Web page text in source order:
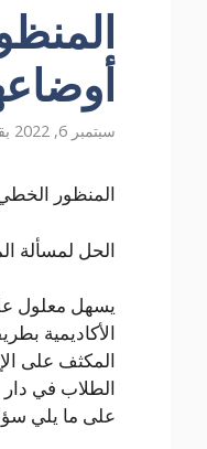
سبتمبر 6, 2022
المنظور
الحل لمسألة
يسهل معلول
الأكاديمية
المكثف على
الطلاب في
على ما يلي